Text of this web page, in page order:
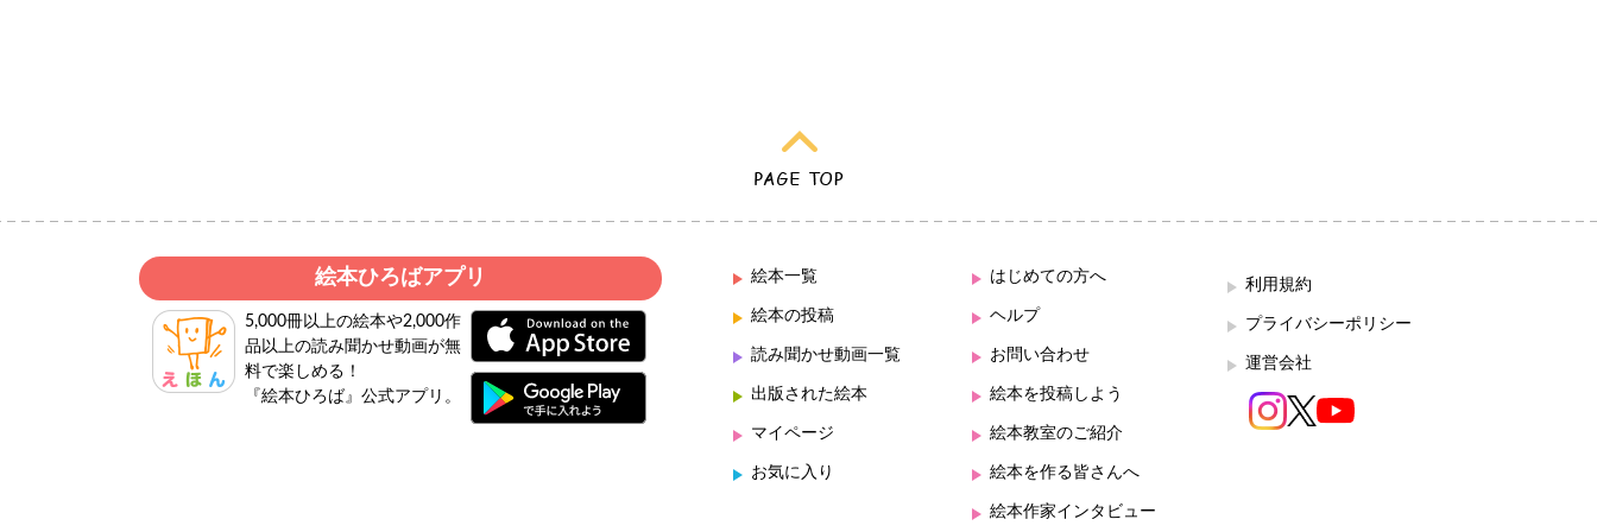
絵本ひろばアプリ
5,000冊以上の絵本や2,000作
品以上の読み聞かせ動画が無
料で楽しめる！
『絵本ひろば』公式アプリ。
絵本一覧
絵本の投稿
読み聞かせ動画一覧
出版された絵本
マイページ
お気に入り
はじめての方へ
ヘルプ
お問い合わせ
絵本を投稿しよう
絵本教室のご紹介
絵本を作る皆さんへ
絵本作家インタビュー
利用規約
プライバシーポリシー
運営会社